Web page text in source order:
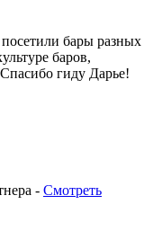
бары разных
баров,
гиду Дарье!
- Смотреть